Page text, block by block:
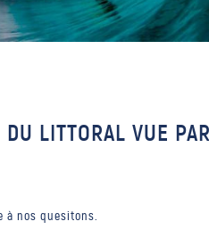
LITTORAL VUE
à nos quesitons.